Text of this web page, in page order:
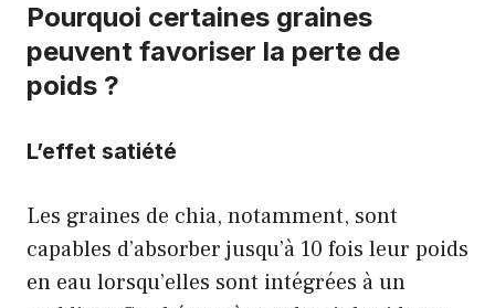
Pourquoi certaines graines
peuvent favoriser la perte de
poids ?
L’effet satiété
Les graines de chia, notamment, sont
capables d’absorber jusqu’à 10 fois leur poids
en eau lorsqu’elles sont intégrées à un